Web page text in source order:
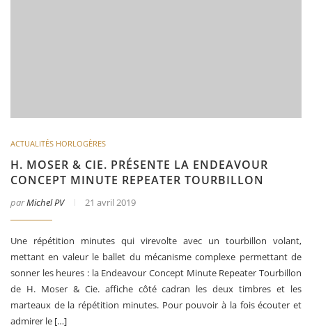
ACTUALITÉS HORLOGÈRES
H. MOSER & CIE. PRÉSENTE LA ENDEAVOUR
CONCEPT MINUTE REPEATER TOURBILLON
parMichel PV 21 avril 2019
Une répétition minutes qui virevolte avec un tourbillon volant,
mettant en valeur le ballet du mécanisme complexe permettant de
sonner les heures : la Endeavour Concept Minute Repeater Tourbillon
de H. Moser & Cie. affiche côté cadran les deux timbres et les
marteaux de la répétition minutes. Pour pouvoir à la fois écouter et
admirer le […]